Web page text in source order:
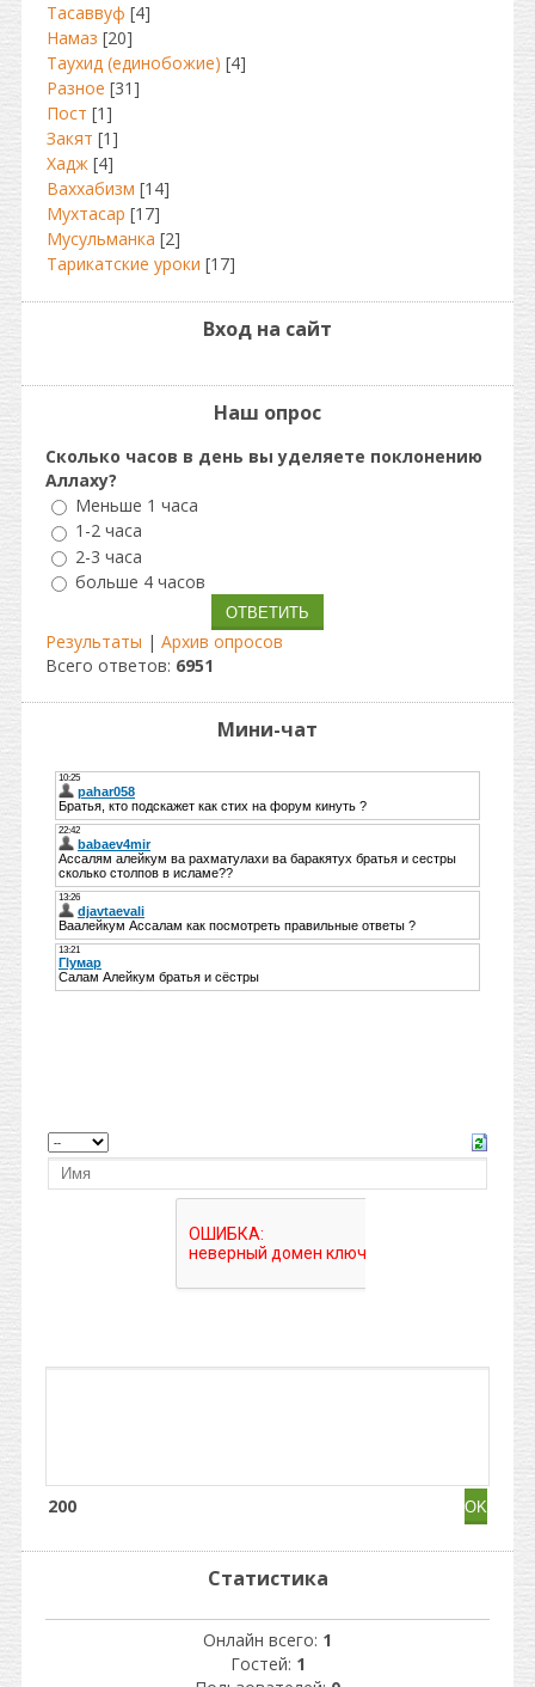
Тасаввуф [4]
Намаз [20]
Таухид (единобожие) [4]
Разное [31]
Пост [1]
Закят [1]
Хадж [4]
Ваххабизм [14]
Мухтасар [17]
Мусульманка [2]
Тарикатские уроки [17]
Вход на сайт
Наш опрос
Сколько часов в день вы уделяете поклонению
Аллаху?
Меньше 1 часа
1-2 часа
2-3 часа
больше 4 часов
Результаты | Архив опросов
Всего ответов: 6951
Мини-чат
200
Статистика
Онлайн всего: 1
Гостей: 1